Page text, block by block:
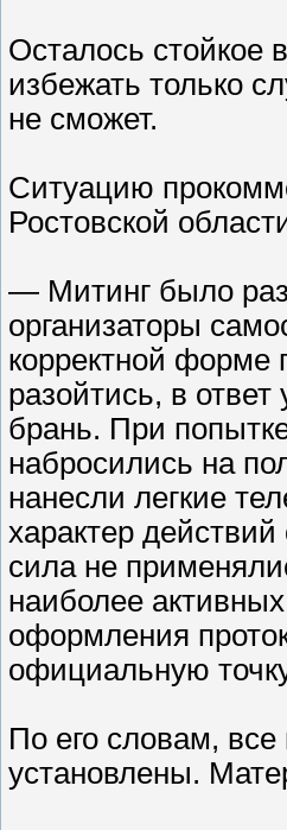
Осталось стойкое
избежать только
не сможет.
Ситуацию
Ростовской
— Митинг было
организаторы
корректной форме
разойтись, в
брань. При
набросились на
нанесли легкие
характер
сила не
наиболее
оформления
официальную
По его словам,
установлены.